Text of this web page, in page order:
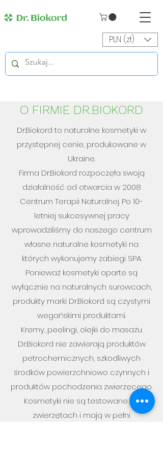
PLN (zł)
O FIRMIE DR.BIOKORD
Dr.Biokord to naturalne kosmetyki w
przystępnej cenie, produkowane w
Ukraine.
Firma Dr.Biokord rozpoczęła swoją
działalność od otwarcia w 2008
Centrum Terapii Naturalnej. Po 10-
letniej sukcesywnej pracy
wprowadziliśmy do naszego centrum
własne naturalne kosmetyki na
których wykonujemy zabiegi SPA.
Ponieważ kosmetyki oparte są
wyłącznie na naturalnych surowcach,
produkty marki Dr.Biokord są czystymi
wegańskimi produktami.
Kremy, peelingi, olejki do masażu
Dr.Biokord nie zawierają produktów
petrochemicznych, szkodliwych
środków powierzchniowo czynnych i
produktów pochodzenia zwierzęcego.
Kosmetyki nie są testowane na
zwierzętach i mają w pełni